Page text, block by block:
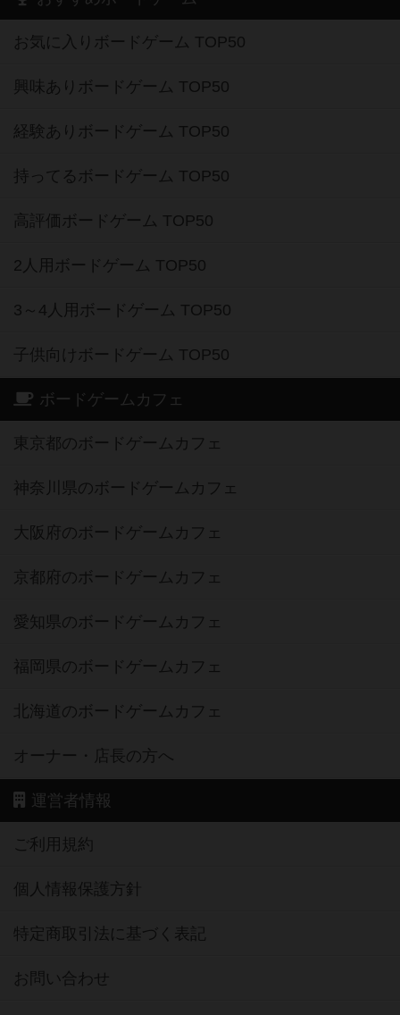
お気に入りボードゲーム TOP50
興味ありボードゲーム TOP50
経験ありボードゲーム TOP50
持ってるボードゲーム TOP50
高評価ボードゲーム TOP50
2人用ボードゲーム TOP50
3～4人用ボードゲーム TOP50
子供向けボードゲーム TOP50
ボードゲームカフェ
東京都のボードゲームカフェ
神奈川県のボードゲームカフェ
大阪府のボードゲームカフェ
京都府のボードゲームカフェ
愛知県のボードゲームカフェ
福岡県のボードゲームカフェ
北海道のボードゲームカフェ
オーナー・店長の方へ
運営者情報
ご利用規約
個人情報保護方針
特定商取引法に基づく表記
お問い合わせ